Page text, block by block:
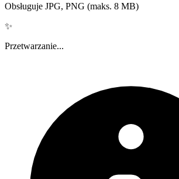
Obsługuje JPG, PNG (maks. 8 MB)
✨
Przetwarzanie...